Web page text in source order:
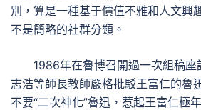
別，算是一種基于價值不雅和人文興
不是簡略的社群分類。
1986年在魯博召開過一次組稿
志浩等師長教師嚴格批駁王富仁的魯
不要“二次神化”魯迅，惹起王富仁極